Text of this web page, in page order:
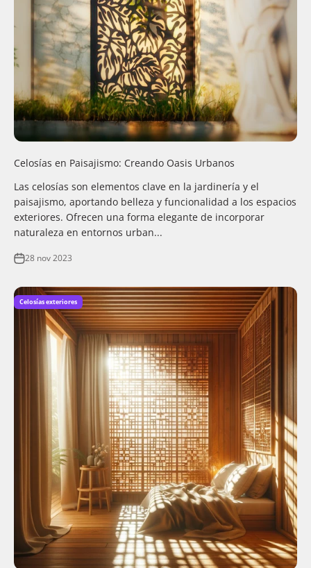
Celosías en Paisajismo: Creando Oasis Urbanos
Las celosías son elementos clave en la jardinería y el
paisajismo, aportando belleza y funcionalidad a los espacios
exteriores. Ofrecen una forma elegante de incorporar
naturaleza en entornos urban...
28 nov 2023
Celosías exteriores